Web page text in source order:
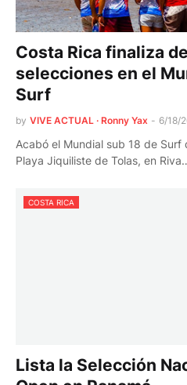
Costa Rica finaliza
selecciones en el
Surf
by VIVE ACTUAL · Ronny Yax - 6/18/
Acabó el Mundial sub 18 de Surf
Playa Jiquiliste de Tolas, en
COSTA RICA
Lista la Selección